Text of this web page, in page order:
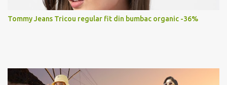
Tommy Jeans Tricou regular fit din bumbac organic -36%